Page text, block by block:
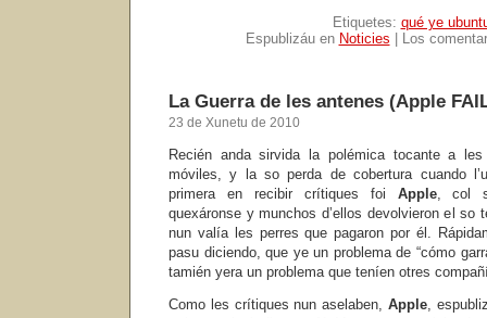
Etiquetes: qué ye
Espublizáu en Noticies Los
La Guerra de les antenes (Apple
23 de Xunetu de 2010
Recién anda sirvida la polémica tocante a
móviles, y la so perda de cobertura cuando
primera en recibir crítiques foi Apple, col
quexáronse y munchos d’ellos devolvieron el so
nun valía les perres que pagaron por él.
pasu diciendo, que ye un problema de “cómo
tamién yera un problema que teníen otres
Como les crítiques nun aselaben,Apple,